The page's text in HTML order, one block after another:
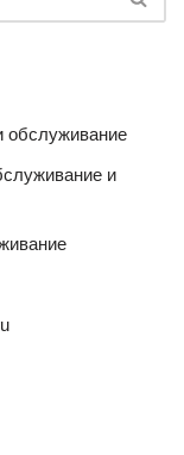
обслуживание
и